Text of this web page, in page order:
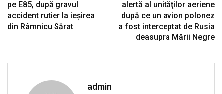
pe E85, după gravul
accident rutier la ieșirea
din Râmnicu Sărat
alertă al unităţilor aeriene
după ce un avion polonez
a fost interceptat de Rusia
deasupra Mării Negre
admin